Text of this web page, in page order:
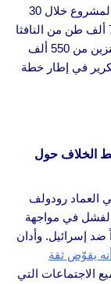
الثقيلة في مصفاة أرزيو بولاية وهران. وسيُنجَز المشروع خلال 30
شهراً على مساحة تبلغ 5 هكتارات، لمعالجة 738 ألف طن من النافثا
الثقيلة سنوياً، مما سيرفع إنتاج المصفاة من البنزين من 550 ألف
التكرير في إطار خطة
الخلاف حول
العماد رودولف
في مواجهة
ضد إسرائيل. وأدان
يقوّض ثقة
الاجتماعات التي